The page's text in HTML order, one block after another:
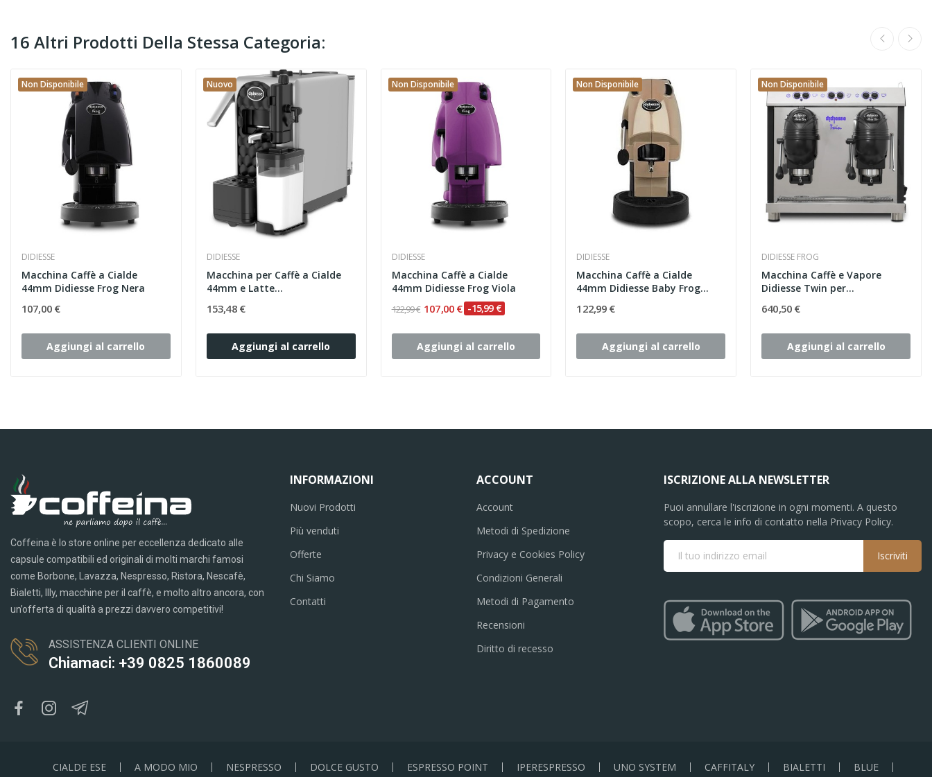
16 Altri Prodotti Della Stessa Categoria:
Non Disponibile
DIDIESSE
Macchina Caffè a Cialde
44mm Didiesse Frog Nera
107,00 €
Aggiungi al carrello
Nuovo
DIDIESSE
Macchina per Caffè a Cialde
44mm e Latte...
153,48 €
Aggiungi al carrello
Non Disponibile
DIDIESSE
Macchina Caffè a Cialde
44mm Didiesse Frog Viola
122,99 € 107,00 € -15,99 €
Aggiungi al carrello
Non Disponibile
DIDIESSE
Macchina Caffè a Cialde
44mm Didiesse Baby Frog...
122,99 €
Aggiungi al carrello
Non Disponibile
DIDIESSE FROG
Macchina Caffè e Vapore
Didiesse Twin per...
640,50 €
Aggiungi al carrello
Coffeina è lo store online per eccellenza dedicato alle
capsule compatibili ed originali di molti marchi famosi
come Borbone, Lavazza, Nespresso, Ristora, Nescafè,
Bialetti, Illy, macchine per il caffè, e molto altro ancora, con
un’offerta di qualità a prezzi davvero competitivi!
ASSISTENZA CLIENTI ONLINE
Chiamaci: +39 0825 1860089
INFORMAZIONI
Nuovi Prodotti
Più venduti
Offerte
Chi Siamo
Contatti
ACCOUNT
Account
Metodi di Spedizione
Privacy e Cookies Policy
Condizioni Generali
Metodi di Pagamento
Recensioni
Diritto di recesso
ISCRIZIONE ALLA NEWSLETTER
Puoi annullare l'iscrizione in ogni momenti. A questo
scopo, cerca le info di contatto nella Privacy Policy.
Iscriviti
CIALDE ESE A MODO MIO NESPRESSO DOLCE GUSTO ESPRESSO POINT IPERESPRESSO UNO SYSTEM CAFFITALY BIALETTI BLUE